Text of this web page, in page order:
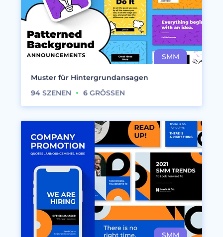
Muster für Hintergrundansagen
94 SZENEN 6 GRÖSSEN